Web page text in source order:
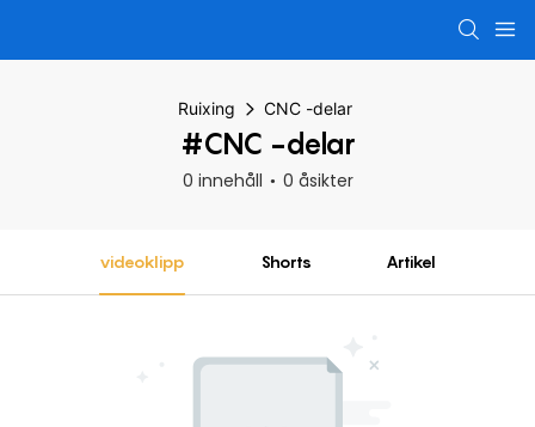
Ruixing CNC -delar
#CNC -delar
0 innehåll 0 åsikter
videoklipp Shorts Artikel